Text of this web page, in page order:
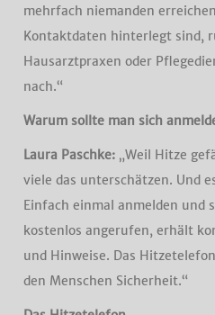
mehrfach niemanden
Kontaktdaten hinterlegt sind,
Hausarztpraxen oder
nach.“
Warum sollte man sich
Laura Paschke: „Weil Hitze
viele das unterschätzen. Und
Einfach einmal anmelden und
kostenlos angerufen, erhält
und Hinweise. Das
den Menschen Sicherheit.“